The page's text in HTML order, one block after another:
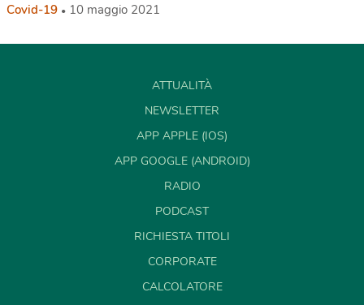
Covid-19 10 maggio 2021
ATTUALITÀ
NEWSLETTER
APP APPLE (IOS)
APP GOOGLE (ANDROID)
RADIO
PODCAST
RICHIESTA TITOLI
CORPORATE
CALCOLATORE